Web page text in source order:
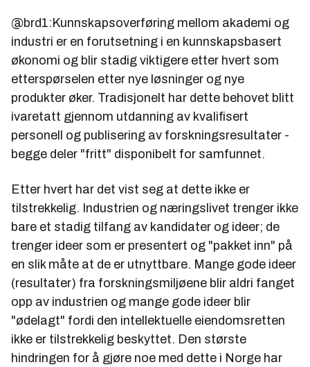
@brd1:Kunnskapsoverføring mellom akademi og
industri er en forutsetning i en kunnskapsbasert
økonomi og blir stadig viktigere etter hvert som
etterspørselen etter nye løsninger og nye
produkter øker. Tradisjonelt har dette behovet blitt
ivaretatt gjennom utdanning av kvalifisert
personell og publisering av forskningsresultater -
begge deler "fritt" disponibelt for samfunnet.
Etter hvert har det vist seg at dette ikke er
tilstrekkelig. Industrien og næringslivet trenger ikke
bare et stadig tilfang av kandidater og ideer; de
trenger ideer som er presentert og "pakket inn" på
en slik måte at de er utnyttbare. Mange gode ideer
(resultater) fra forskningsmiljøene blir aldri fanget
opp av industrien og mange gode ideer blir
"ødelagt" fordi den intellektuelle eiendomsretten
ikke er tilstrekkelig beskyttet. Den største
hindringen for å gjøre noe med dette i Norge har